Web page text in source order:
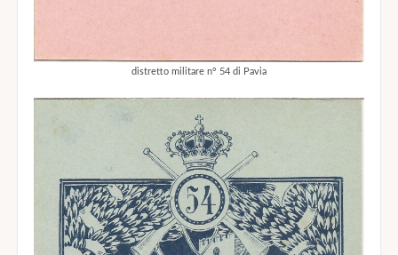
distretto militare n° 54 di Pavia